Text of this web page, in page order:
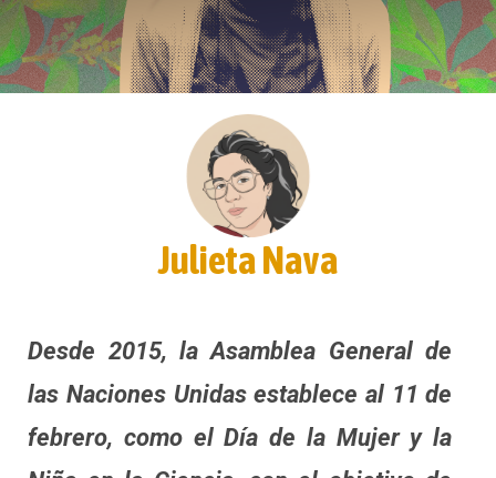
Julieta Nava
Desde 2015, la Asamblea General de
las Naciones Unidas establece al 11 de
febrero, como el Día de la Mujer y la